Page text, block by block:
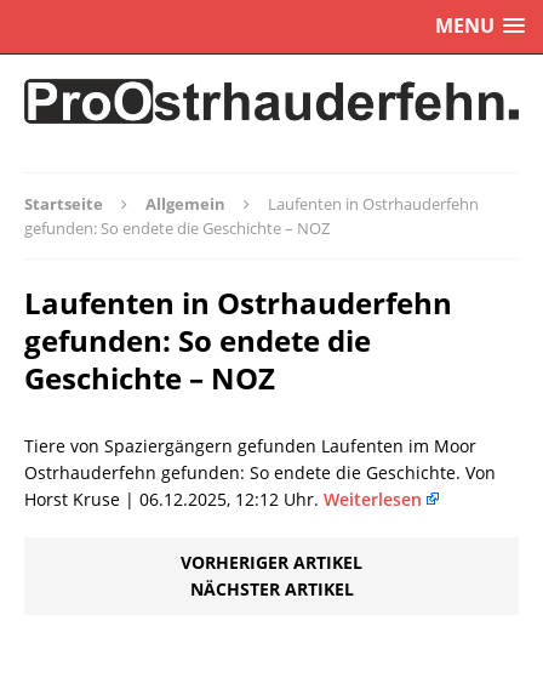
MENU
Startseite Allgemein
Laufenten in Ostrhauderfehn
gefunden: So endete die Geschichte – NOZ
Laufenten in Ostrhauderfehn
gefunden: So endete die
Geschichte – NOZ
Tiere von Spaziergängern gefunden Laufenten im Moor
Ostrhauderfehn gefunden: So endete die Geschichte. Von
Horst Kruse | 06.12.2025, 12:12 Uhr. Weiterlesen
VORHERIGER ARTIKEL
NÄCHSTER ARTIKEL